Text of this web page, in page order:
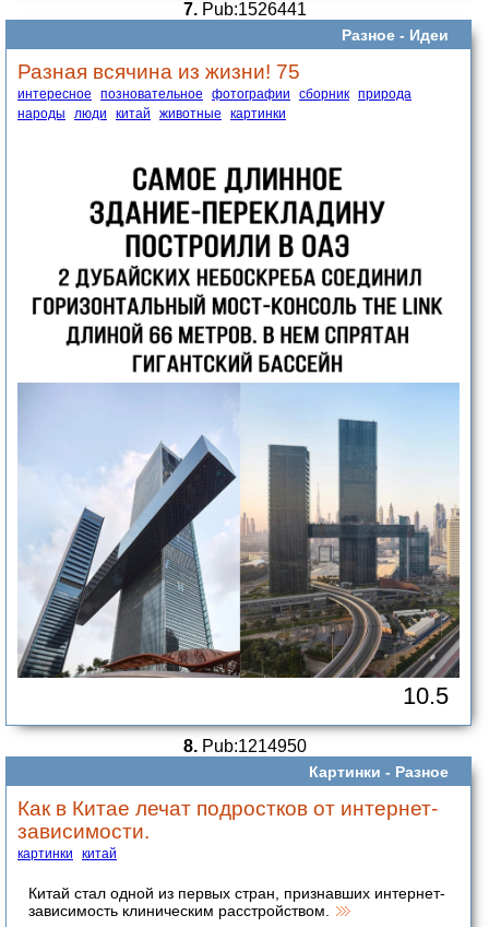
7.Pub:1526441
Разное - Идеи
Разная всячина из жизни! 75
интересное позновательное фотографии сборник природа
народы
люди китай животные картинки
10.5
8.Pub:1214950
Картинки - Разное
Как в Китае лечат подростков от интернет-
зависимости.
картинки китай
Китай стал одной из первых стран, признавших интернет-
зависимость клиническим расстройством.